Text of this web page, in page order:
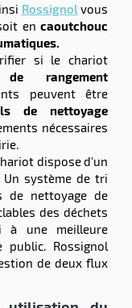
Rossignolvous
en caoutchouc
si le chariot
de rangement
peuvent être
de nettoyage
nécessaires
dispose d'un
système de tri
de nettoyage de
des déchets
à une meilleure
public. Rossignol
de deux flux